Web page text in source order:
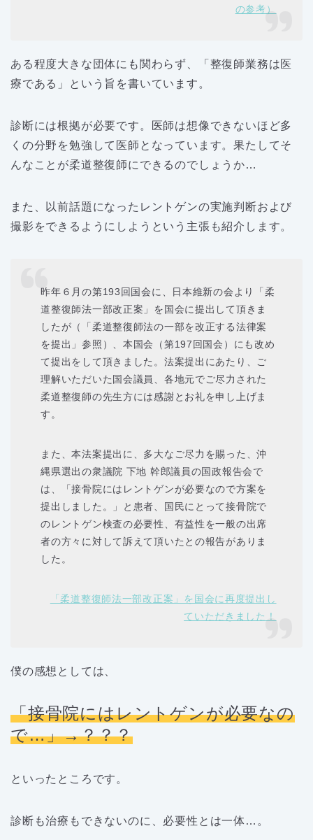
の参考）
ある程度大きな団体にも関わらず、「整復師業務は医
療である」という旨を書いています。
診断には根拠が必要です。医師は想像できないほど多
くの分野を勉強して医師となっています。果たしてそ
んなことが柔道整復師にできるのでしょうか…
また、以前話題になったレントゲンの実施判断および
撮影をできるようにしようという主張も紹介します。
昨年６月の第193回国会に、日本維新の会より「柔
道整復師法一部改正案」を国会に提出して頂きま
したが（「柔道整復師法の一部を改正する法律案
を提出」参照）、本国会（第197回国会）にも改め
て提出をして頂きました。法案提出にあたり、ご
理解いただいた国会議員、各地元でご尽力された
柔道整復師の先生方には感謝とお礼を申し上げま
す。
また、本法案提出に、多大なご尽力を賜った、沖
縄県選出の衆議院 下地 幹郎議員の国政報告会で
は、「接骨院にはレントゲンが必要なので方案を
提出しました。」と患者、国民にとって接骨院で
のレントゲン検査の必要性、有益性を一般の出席
者の方々に対して訴えて頂いたとの報告がありま
した。
「柔道整復師法一部改正案」を国会に再度提出し
ていただきました！
僕の感想としては、
「接骨院にはレントゲンが必要なの
で…」→？？？
といったところです。
診断も治療もできないのに、必要性とは一体…。